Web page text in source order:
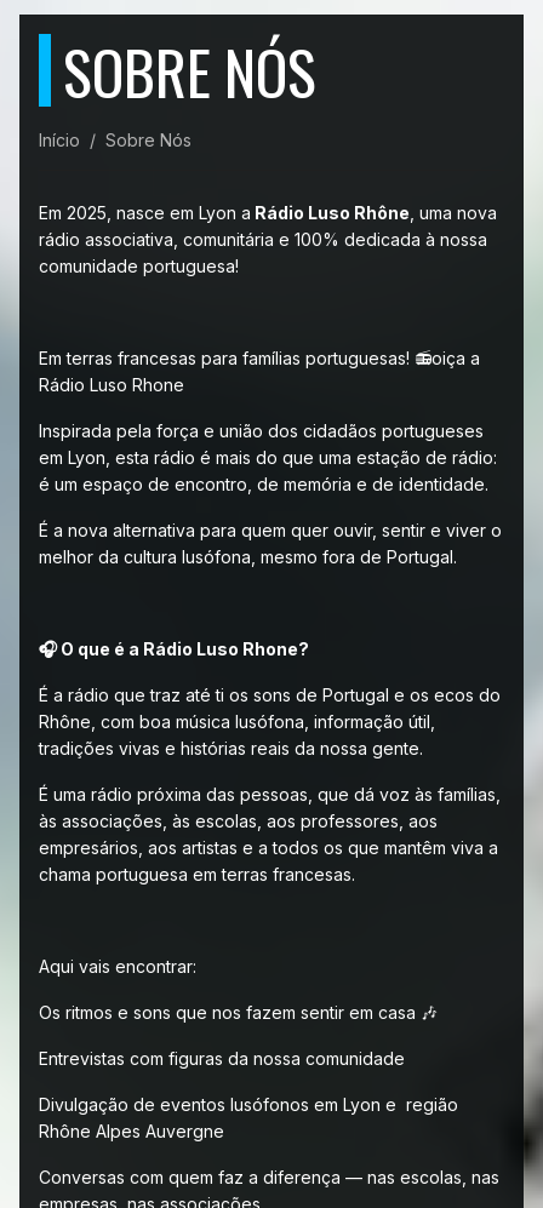
SOBRE NÓS
Início Sobre Nós
Em 2025, nasce em Lyon a Rádio Luso Rhône , uma nova
rádio associativa, comunitária e 100% dedicada à nossa
comunidade portuguesa!
Em terras francesas para famílias portuguesas! 📻oiça a
Rádio Luso Rhone
Inspirada pela força e união dos cidadãos portugueses
em Lyon, esta rádio é mais do que uma estação de rádio:
é um espaço de encontro, de memória e de identidade.
É a nova alternativa para quem quer ouvir, sentir e viver o
melhor da cultura lusófona, mesmo fora de Portugal.
🎧 O que é a Rádio Luso Rhone?
É a rádio que traz até ti os sons de Portugal e os ecos do
Rhône, com boa música lusófona, informação útil,
tradições vivas e histórias reais da nossa gente.
É uma rádio próxima das pessoas, que dá voz às famílias,
às associações, às escolas, aos professores, aos
empresários, aos artistas e a todos os que mantêm viva a
chama portuguesa em terras francesas.
Aqui vais encontrar:
Os ritmos e sons que nos fazem sentir em casa 🎶
Entrevistas com figuras da nossa comunidade
Divulgação de eventos lusófonos em Lyon e região
Rhône Alpes Auvergne
Conversas com quem faz a diferença — nas escolas, nas
empresas, nas associações